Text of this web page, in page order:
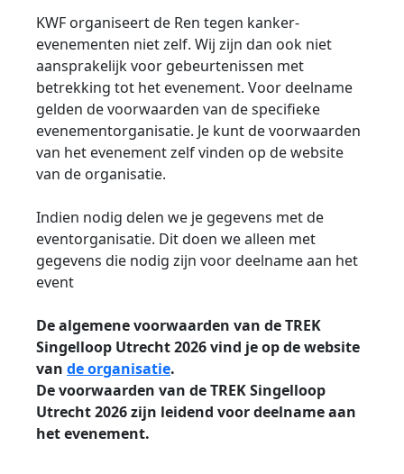
KWF organiseert de Ren tegen kanker-
evenementen niet zelf. Wij zijn dan ook niet
aansprakelijk voor gebeurtenissen met
betrekking tot het evenement. Voor deelname
gelden de voorwaarden van de specifieke
evenementorganisatie. Je kunt de voorwaarden
van het evenement zelf vinden op de website
van de organisatie.
Indien nodig delen we je gegevens met de
eventorganisatie. Dit doen we alleen met
gegevens die nodig zijn voor deelname aan het
event
De algemene voorwaarden van de TREK
Singelloop Utrecht 2026 vind je op de website
van de organisatie.
De voorwaarden van de TREK Singelloop
Utrecht 2026 zijn leidend voor deelname aan
het evenement.